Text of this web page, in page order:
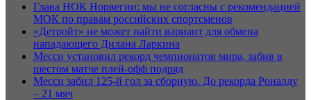
Глава НОК Норвегии: мы не согласны с рекомендацией
МОК по правам российских спортсменов
«Детройт» не может найти вариант для обмена
нападающего Дилана Ларкина
Месси установил рекорд чемпионатов мира, забив в
шестом матче плей‑офф подряд
Месси забил 125-й гол за сборную. До рекорда Роналду
– 21 мяч